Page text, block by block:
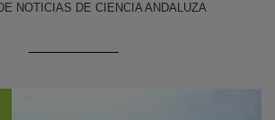
NOTICIAS DE CIENCIA ANDALUZA